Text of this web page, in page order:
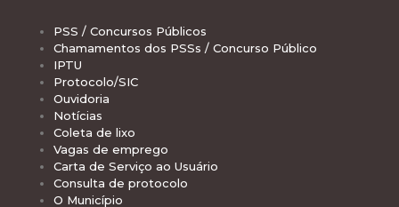
PSS / Concursos Públicos
Chamamentos dos PSSs / Concurso Público
IPTU
Protocolo/SIC
Ouvidoria
Notícias
Coleta de lixo
Vagas de emprego
Carta de Serviço ao Usuário
Consulta de protocolo
O Município